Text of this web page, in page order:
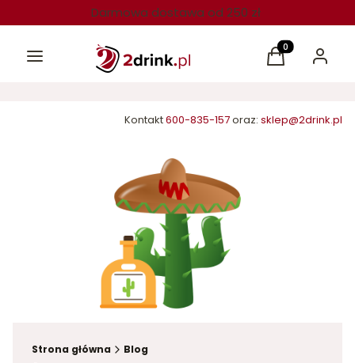
Darmowa dostawa od 250 zł
Menu Produkty w
Koszyk Zaloguj
Kontakt600-835-157oraz: sklep@2drink.pl
Strona główna Blog